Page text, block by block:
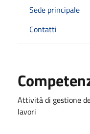
Sede principale
Contatti
Attività di gestione
lavori